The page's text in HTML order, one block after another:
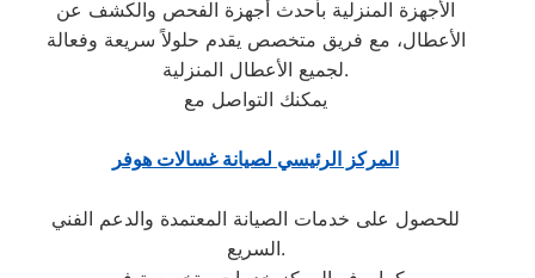
الأجهزة المنزلية بأحدث أجهزة الفحص والكشف عن
الأعطال، مع فريق متخصص يقدم حلولاً سريعة وفعالة
لجميع الأعطال المنزلية.
يمكنك التواصل مع
المركز الرئيسي لصيانة غسالات هوفر
للحصول على خدمات الصيانة المعتمدة والدعم الفني
السريع.